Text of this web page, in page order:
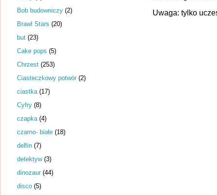
Uwaga: tylko
Bob budowniczy (2)
Brawl Stars (20)
but (23)
Cake pops (5)
Chrzest (253)
Ciasteczkowy potwór (2)
ciastka (17)
Cyfry (8)
czapka (4)
czarno- białe (18)
delfin (7)
detektyw (3)
dinozaur (44)
disco (5)